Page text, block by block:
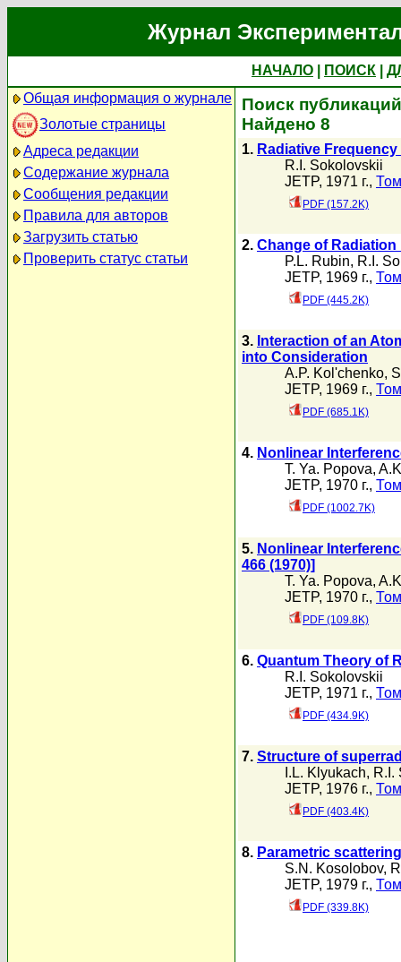
Журнал
НАЧАЛО ПОИСК
Общая информация о журнале
Золотые страницы
Адреса редакции
Содержание журнала
Сообщения редакции
Правила для авторов
Загрузить статью
Проверить статус статьи
Поиск
Найдено 8
1. Radiative
R.I. Sokolovskii
JETP, 1971 г.,
PDF (157.2K)
2. Change of
P.L. Rubin, R.I.
JETP, 1969 г.,
PDF (445.2K)
3. Interaction of an
into Consideration
A.P. Kol'chenko,
JETP, 1969 г.,
PDF (685.1K)
4. Nonlinear
T. Ya. Popova,
JETP, 1970 г.,
PDF (1002.7K)
5. Nonlinear
466 (1970)]
T. Ya. Popova,
JETP, 1970 г.,
PDF (109.8K)
6. Quantum Theory of
R.I. Sokolovskii
JETP, 1971 г.,
PDF (434.9K)
7. Structure of
I.L. Klyukach, R.I.
JETP, 1976 г.,
PDF (403.4K)
8. Parametric
S.N. Kosolobov,
JETP, 1979 г.,
PDF (339.8K)